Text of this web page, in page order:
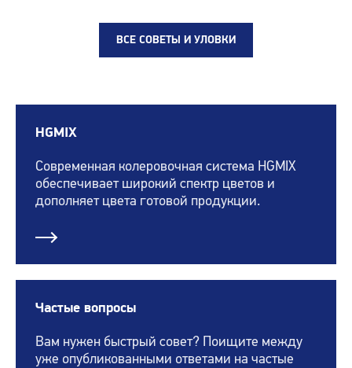
ВСЕ СОВЕТЫ И УЛОВКИ
HGMIX
Современная колеровочная система HGMIX
обеспечивает широкий спектр цветов и
дополняет цвета готовой продукции.
Частые вопросы
Вам нужен быстрый совет? Поищите между
уже опубликованными ответами на частые